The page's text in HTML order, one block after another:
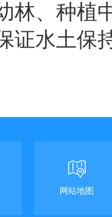
林、种植
证水土保
网站地图